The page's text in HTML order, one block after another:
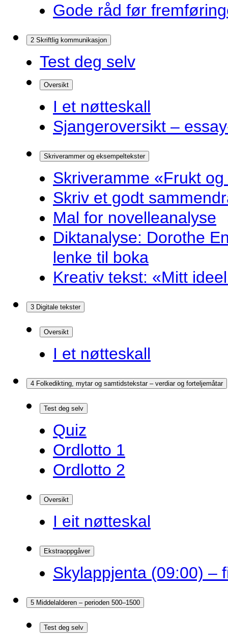
Gode råd før
2 Skriftlig kommunikasjon
Test deg selv
Oversikt
I et nøtteskall
Sjangeroversikt –
Skriverammer og eksempeltekster
Skriveramme «Frukt
Skriv et godt
Mal for novelleanalyse
Diktanalyse: Dorothe
lenke til boka
Kreativ tekst: «Mitt
3 Digitale tekster
Oversikt
I et nøtteskall
4 Folkedikting, mytar og samtidstekstar – verdiar og forteljemåtar
Test deg selv
Quiz
Ordlotto 1
Ordlotto 2
Oversikt
I eit nøtteskal
Ekstraoppgåver
Skylappjenta (09:00) –
5 Middelalderen – perioden 500–1500
Test deg selv